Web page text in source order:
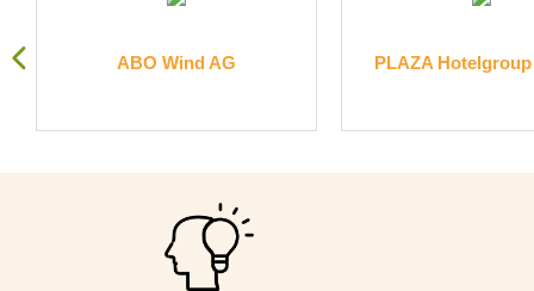
ABO Wind AG PLAZA